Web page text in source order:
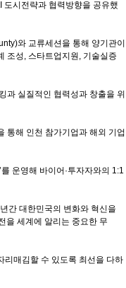
도시전략과 협력방향을 공유했
와 교류세션을 통해 양기관이
조성, 스타트업지원, 기술실증
과 실질적인 협력성과 창출을 위
통해 인천 참가기업과 해외 기업
운영해 바이어·투자자와의 1:1
간 대한민국의 변화와 혁신을
을 세계에 알리는 중요한 무
리매김할 수 있도록 최선을 다하